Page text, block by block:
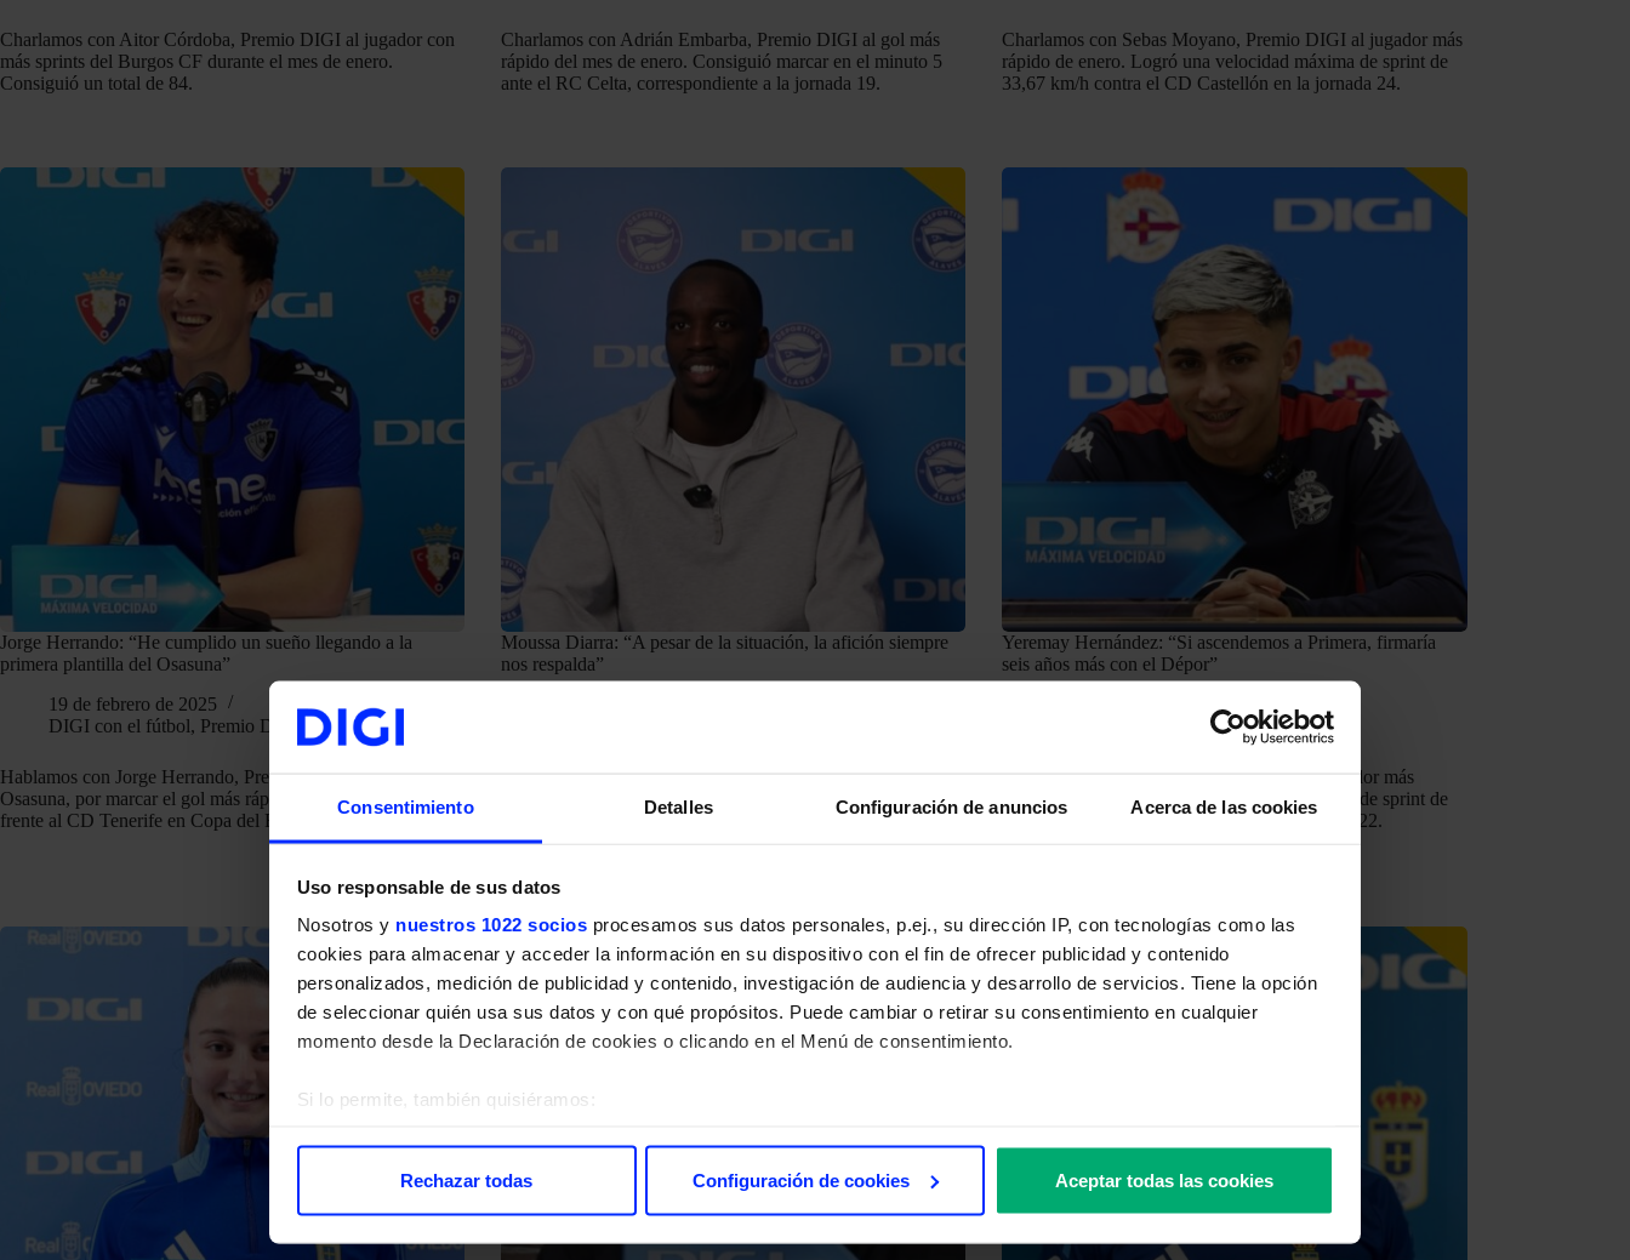
Consentimiento Detalles Configuración de anuncios Acerca de las cookies
Uso responsable de sus datos
Nosotros y nuestros 1022 socios procesamos sus datos personales, p.ej., su dirección IP, con tecnologías como las
cookies para almacenar y acceder la información en su dispositivo con el fin de ofrecer publicidad y contenido
personalizados, medición de publicidad y contenido, investigación de audiencia y desarrollo de servicios. Tiene la opción
de seleccionar quién usa sus datos y con qué propósitos. Puede cambiar o retirar su consentimiento en cualquier
momento desde la Declaración de cookies o clicando en el Menú de consentimiento.
Si lo permite, también quisiéramos:
Obtenga más información sobre cómo se procesan sus datos personales y establezca sus preferencias en la
Rechazar todas Configuración de cookies Aceptar todas las cookies
Charlamos con Aitor Córdoba, Premio DIGI al jugador con
más sprints del Burgos CF durante el mes de enero.
Consiguió un total de 84.
Charlamos con Adrián Embarba, Premio DIGI al gol más
rápido del mes de enero. Consiguió marcar en el minuto 5
ante el RC Celta, correspondiente a la jornada 19.
Charlamos con Sebas Moyano, Premio DIGI al jugador más
rápido de enero. Logró una velocidad máxima de sprint de
33,67 km/h contra el CD Castellón en la jornada 24.
Jorge Herrando: “He cumplido un sueño llegando a la
primera plantilla del Osasuna”
19 de febrero de 2025
DIGI con el fútbol, Premio DIGI
Hablamos con Jorge Herrando, Premio DIGI del CA
Osasuna, por marcar el gol más rápido del mes de enero
frente al CD Tenerife en Copa del Rey.
Moussa Diarra: “A pesar de la situación, la afición siempre
nos respalda”
rápido del Deportivo Alavés durante el mes de enero tras
obtener una velocidad máxima de 32,55 km/h ante el Real
Betis.
Yeremay Hernández: “Si ascendemos a Primera, firmaría
seis años más con el Dépor”
Premio DIGI
Charlamos con Yeremay, Premio DIGI al jugador más
rápido de enero. Logró una velocidad máxima de sprint de
34,74 km/h contra el Málaga CF en la jornada 22.